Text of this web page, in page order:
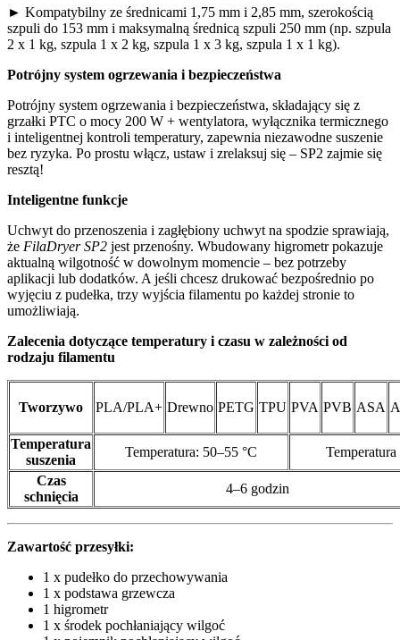
► Kompatybilny ze średnicami 1,75 mm i 2,85 mm, szerokością
szpuli do 153 mm i maksymalną średnicą szpuli 250 mm (np. szpula
2 x 1 kg, szpula 1 x 2 kg, szpula 1 x 3 kg, szpula 1 x 1 kg).
Potrójny system ogrzewania i bezpieczeństwa
Potrójny system ogrzewania i bezpieczeństwa, składający się z
grzałki PTC o mocy 200 W + wentylatora, wyłącznika termicznego
i inteligentnej kontroli temperatury, zapewnia niezawodne suszenie
bez ryzyka. Po prostu włącz, ustaw i zrelaksuj się – SP2 zajmie się
resztą!
Inteligentne funkcje
Uchwyt do przenoszenia i zagłębiony uchwyt na spodzie sprawiają,
że FilaDryer SP2 jest przenośny. Wbudowany higrometr pokazuje
aktualną wilgotność w dowolnym momencie – bez potrzeby
aplikacji lub dodatków. A jeśli chcesz drukować bezpośrednio po
wyjęciu z pudełka, trzy wyjścia filamentu po każdej stronie to
umożliwiają.
Zalecenia dotyczące temperatury i czasu w zależności od
rodzaju filamentu
Tworzywo PLA/PLA+ Drewno PETG TPU PVA PVB ASA
Temperatura
suszenia
Temperatura: 50–55 °C
Czas
schnięcia
4–6 godzin
Zawartość przesyłki:
1 x pudełko do przechowywania
1 x podstawa grzewcza
1 higrometr
1 x środek pochłaniający wilgoć